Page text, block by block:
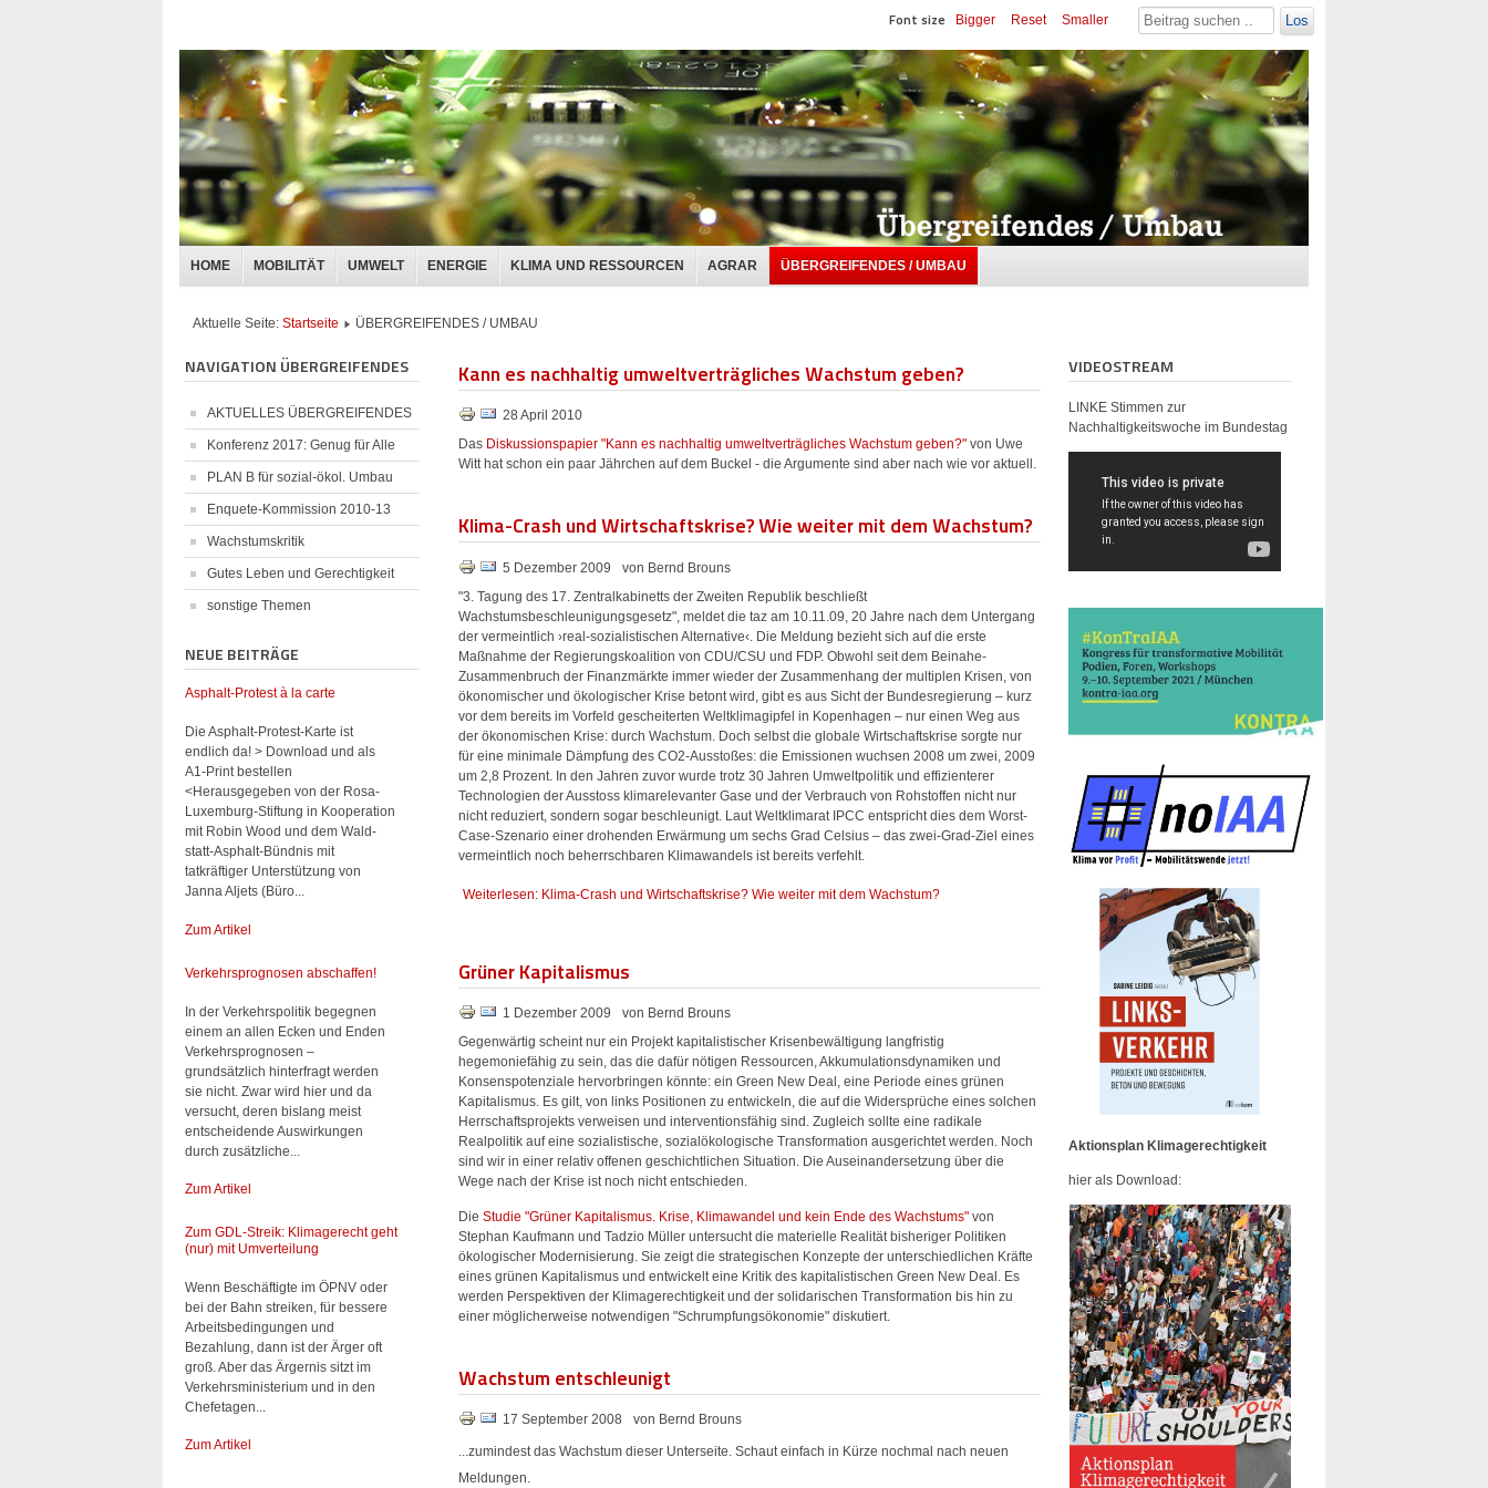
HOME MOBILITÄT UMWELT ENERGIE KLIMA UND RESSOURCEN AGRAR ÜBERGREIFENDES / UMBAU
Font size Bigger Reset Smaller Los
Aktuelle Seite: Startseite ÜBERGREIFENDES / UMBAU
NAVIGATION ÜBERGREIFENDES
AKTUELLES ÜBERGREIFENDES
Konferenz 2017: Genug für Alle
PLAN B für sozial-ökol. Umbau
Enquete-Kommission 2010-13
Wachstumskritik
Gutes Leben und Gerechtigkeit
sonstige Themen
NEUE BEITRÄGE
Asphalt-Protest à la carte
Die Asphalt-Protest-Karte ist
endlich da! > Download und als
A1-Print bestellen
<Herausgegeben von der Rosa-
Luxemburg-Stiftung in Kooperation
mit Robin Wood und dem Wald-
statt-Asphalt-Bündnis mit
tatkräftiger Unterstützung von
Janna Aljets (Büro...
Zum Artikel
Verkehrsprognosen abschaffen!
In der Verkehrspolitik begegnen
einem an allen Ecken und Enden
Verkehrsprognosen –
grundsätzlich hinterfragt werden
sie nicht. Zwar wird hier und da
versucht, deren bislang meist
entscheidende Auswirkungen
durch zusätzliche...
Zum Artikel
Zum GDL-Streik: Klimagerecht geht
(nur) mit Umverteilung
Wenn Beschäftigte im ÖPNV oder
bei der Bahn streiken, für bessere
Arbeitsbedingungen und
Bezahlung, dann ist der Ärger oft
groß. Aber das Ärgernis sitzt im
Verkehrsministerium und in den
Chefetagen...
Zum Artikel
Kann es nachhaltig umweltverträgliches Wachstum geben?
28 April 2010
Das Diskussionspapier "Kann es nachhaltig umweltverträgliches Wachstum geben?" von Uwe
Witt hat schon ein paar Jährchen auf dem Buckel - die Argumente sind aber nach wie vor aktuell.
Klima-Crash und Wirtschaftskrise? Wie weiter mit dem Wachstum?
5 Dezember 2009
von Bernd Brouns
"3. Tagung des 17. Zentralkabinetts der Zweiten Republik beschließt
Wachstumsbeschleunigungsgesetz", meldet die taz am 10.11.09, 20 Jahre nach dem Untergang
der vermeintlich ›real-sozialistischen Alternative‹. Die Meldung bezieht sich auf die erste
Maßnahme der Regierungskoalition von CDU/CSU und FDP. Obwohl seit dem Beinahe-
Zusammenbruch der Finanzmärkte immer wieder der Zusammenhang der multiplen Krisen, von
ökonomischer und ökologischer Krise betont wird, gibt es aus Sicht der Bundesregierung – kurz
vor dem bereits im Vorfeld gescheiterten Weltklimagipfel in Kopenhagen – nur einen Weg aus
der ökonomischen Krise: durch Wachstum. Doch selbst die globale Wirtschaftskrise sorgte nur
für eine minimale Dämpfung des CO2-Ausstoßes: die Emissionen wuchsen 2008 um zwei, 2009
um 2,8 Prozent. In den Jahren zuvor wurde trotz 30 Jahren Umweltpolitik und effizienterer
Technologien der Ausstoss klimarelevanter Gase und der Verbrauch von Rohstoffen nicht nur
nicht reduziert, sondern sogar beschleunigt. Laut Weltklimarat IPCC entspricht dies dem Worst-
Case-Szenario einer drohenden Erwärmung um sechs Grad Celsius – das zwei-Grad-Ziel eines
vermeintlich noch beherrschbaren Klimawandels ist bereits verfehlt.
Weiterlesen: Klima-Crash und Wirtschaftskrise? Wie weiter mit dem Wachstum?
Grüner Kapitalismus
1 Dezember 2009
von Bernd Brouns
Gegenwärtig scheint nur ein Projekt kapitalistischer Krisenbewältigung langfristig
hegemoniefähig zu sein, das die dafür nötigen Ressourcen, Akkumulationsdynamiken und
Konsenspotenziale hervorbringen könnte: ein Green New Deal, eine Periode eines grünen
Kapitalismus. Es gilt, von links Positionen zu entwickeln, die auf die Widersprüche eines solchen
Herrschaftsprojekts verweisen und interventionsfähig sind. Zugleich sollte eine radikale
Realpolitik auf eine sozialistische, sozialökologische Transformation ausgerichtet werden. Noch
sind wir in einer relativ offenen geschichtlichen Situation. Die Auseinandersetzung über die
Wege nach der Krise ist noch nicht entschieden.
DieStudie "Grüner Kapitalismus. Krise, Klimawandel und kein Ende des Wachstums" von
Stephan Kaufmann und Tadzio Müller untersucht die materielle Realität bisheriger Politiken
ökologischer Modernisierung. Sie zeigt die strategischen Konzepte der unterschiedlichen Kräfte
eines grünen Kapitalismus und entwickelt eine Kritik des kapitalistischen Green New Deal. Es
werden Perspektiven der Klimagerechtigkeit und der solidarischen Transformation bis hin zu
einer möglicherweise notwendigen "Schrumpfungsökonomie" diskutiert.
Wachstum entschleunigt
17 September 2008 von Bernd Brouns
...zumindest das Wachstum dieser Unterseite. Schaut einfach in Kürze nochmal nach neuen
Meldungen.
VIDEOSTREAM
LINKE Stimmen zur
Nachhaltigkeitswoche im Bundestag
Aktionsplan Klimagerechtigkeit
hier als Download: